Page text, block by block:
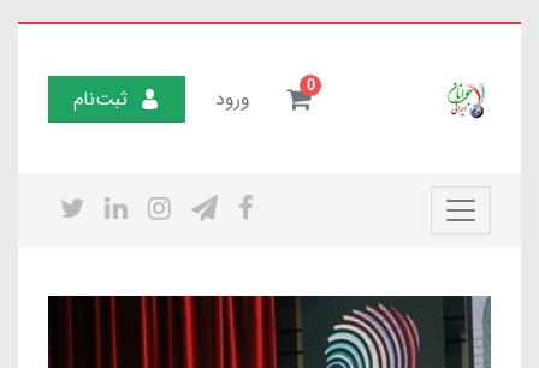
0 ورود ثبت‌نام